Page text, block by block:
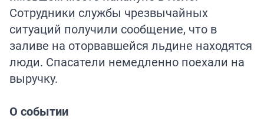
Сотрудники службы чрезвычайных
ситуаций получили сообщение, что в
заливе на оторвавшейся льдине находятся
люди. Спасатели немедленно поехали на
выручку.
О событии